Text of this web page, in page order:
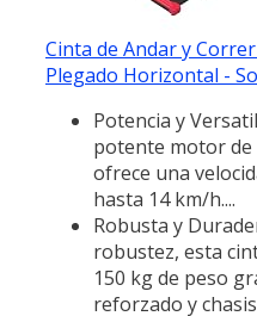
Cinta de Andar y
Plegado Horizontal -
Potencia y
potente motor de
ofrece una
hasta 14 km/h....
Robusta y
robustez, esta
150 kg de peso
reforzado y